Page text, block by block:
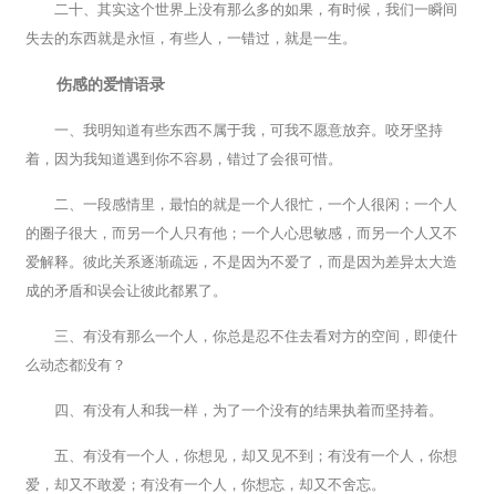
二十、其实这个世界上没有那么多的如果，有时候，我们一瞬间
失去的东西就是永恒，有些人，一错过，就是一生。
伤感的爱情语录
一、我明知道有些东西不属于我，可我不愿意放弃。咬牙坚持
着，因为我知道遇到你不容易，错过了会很可惜。
二、一段感情里，最怕的就是一个人很忙，一个人很闲；一个人
的圈子很大，而另一个人只有他；一个人心思敏感，而另一个人又不
爱解释。彼此关系逐渐疏远，不是因为不爱了，而是因为差异太大造
成的矛盾和误会让彼此都累了。
三、有没有那么一个人，你总是忍不住去看对方的空间，即使什
么动态都没有？
四、有没有人和我一样，为了一个没有的结果执着而坚持着。
五、有没有一个人，你想见，却又见不到；有没有一个人，你想
爱，却又不敢爱；有没有一个人，你想忘，却又不舍忘。